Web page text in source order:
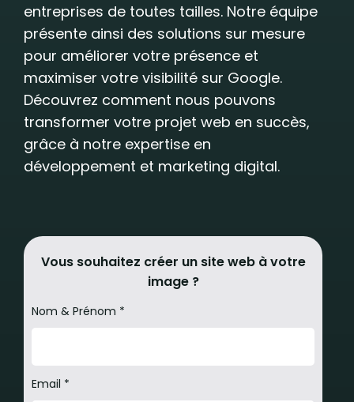
entreprises de toutes tailles. Notre équipe
présente ainsi des solutions sur mesure
pour améliorer votre présence et
maximiser votre visibilité sur Google.
Découvrez comment nous pouvons
transformer votre projet web en succès,
grâce à notre expertise en
développement et marketing digital.
Vous souhaitez créer un site web à votre
image ?
Nom & Prénom *
Email *